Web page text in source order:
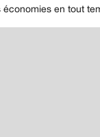
en tout